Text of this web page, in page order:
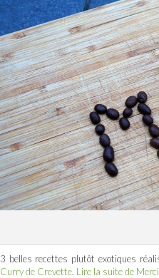
3 belles recettes plutôt exotiques
Curry de Crevette. Lire la suite de Merci